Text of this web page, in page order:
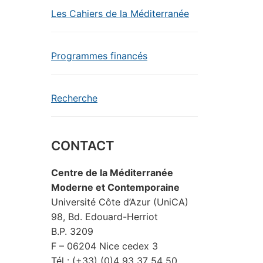
Les Cahiers de la Méditerranée
Programmes financés
Recherche
CONTACT
Centre de la Méditerranée
Moderne et Contemporaine
Université Côte d’Azur (UniCA)
98, Bd. Edouard-Herriot
B.P. 3209
F – 06204 Nice cedex 3